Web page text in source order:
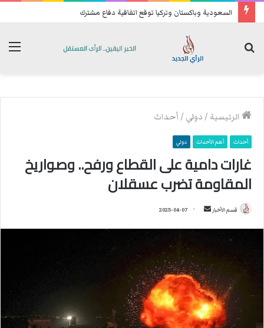
السعودية وباكستان وتركيا توقع اتفاقية دفاع مشترك
الرئيسية /دولي /أحداث
أحداث أهم الأحداث دولي
غارات دامية على القطاع ورفح.. وصواريخ
المقاومة تضرب عسقلان
قسم الأخبار
ب
ر
ي
د
ا
2025-04-07